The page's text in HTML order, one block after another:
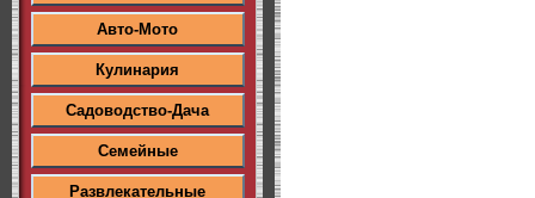
Авто-Мото
Кулинария
Садоводство-Дача
Семейные
Развлекательные